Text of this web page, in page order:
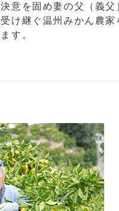
決意を固め妻の父（義
受け継ぐ温州みかん農
ます。